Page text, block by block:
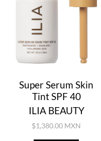
Super Serum Skin
Tint SPF 40
ILIA BEAUTY
$1,380.00 MXN